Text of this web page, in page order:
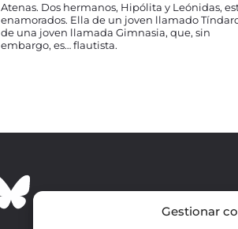
Gestionar
Atenas. Dos hermanos, Hipólita y Leónidas,
enamorados. Ella de un joven llamado
de una joven llamada Gimnasia, que, sin
embargo, es… flautista.